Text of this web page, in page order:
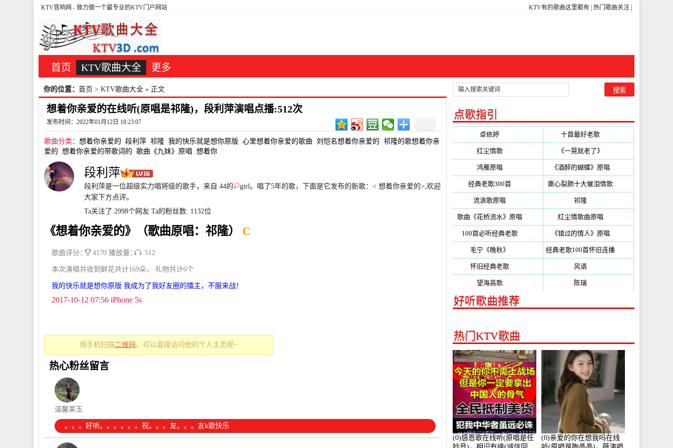
KTV有的歌曲这里都有 热门歌曲关注
KTV音响网 - 致力做一个最专业的KTV门户网站
首页 KTV歌曲大全 更多
你的位置： 首页 > KTV歌曲大全 » 正文
想着你亲爱的在线听(原唱是祁隆)，段利萍演唱点播:512次
发布时间：2022年01月12日 18:23:07
歌曲分类： 想着你亲爱的 段利萍 祁隆 我的快乐就是想你原版 心里想着你亲爱的歌曲 刘恺名想着你亲爱的 祁隆的歌想着你亲
爱的 想着你亲爱的带歌词的 歌曲《九妹》原唱 想着你
段利萍
段利萍是一位超级实力唱将级的歌手，来自 44的
girl。唱了5年的歌，下面是它发布的新歌：< 想着你亲爱的>,欢迎
大家下方点评。
Ta关注了 2998个网友 Ta的粉丝数: 1132位
《想着你亲爱的》（歌曲原唱：祁隆） C
歌曲评分： 4170 播放量： 512
本次演唱共收到鲜花共计169朵， 礼物共计6个
我的快乐就是想你原版 我成为了我好友圈的擂主，不服来战！
2017-10-12 07:56 iPhone 5s
用手机扫描二维码 ，可以直接访问他的个人主页呢~
热心粉丝留言
温馨美玉
。。。好听。。。。。。祝。。。友。。。友k歌快乐
点歌指引
卓依婷 十首最好老歌
红尘情歌(296) 《一晃就老了》
鸿雁原唱 《酒醉的蝴蝶》原唱
经典老歌300首(203) 撕心裂肺十大催泪情歌
流浪歌原唱 祁隆
歌曲《花桥流水》原唱 红尘情歌曲原唱
100首必听经典老歌(150) 《错过的情人》原唱
毛宁《晚秋》 经典老歌100首怀旧连播
怀旧经典老歌(133) 风语
望海高歌(131) 陈瑞
好听歌曲推荐
热门KTV歌曲
(0)感恩歌在线听(原唱是任
(0)亲爱的你在想我吗在线